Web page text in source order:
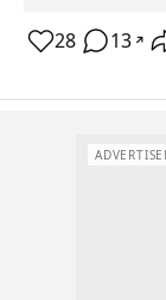
28 13 ↗